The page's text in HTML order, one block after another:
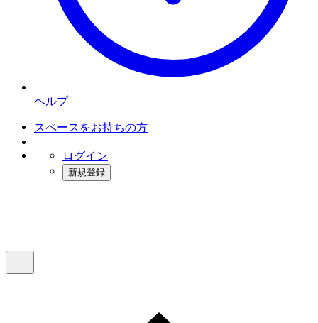
ヘルプ
スペースをお持ちの方
ログイン
新規登録